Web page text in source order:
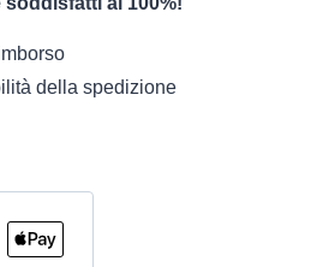
della spedizione